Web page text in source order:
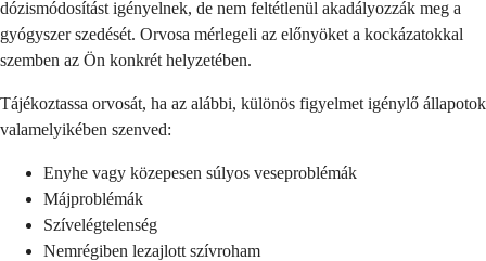
dózismódosítást igényelnek, de nem feltétlenül akadályozzák meg a
gyógyszer szedését. Orvosa mérlegeli az előnyöket a kockázatokkal
szemben az Ön konkrét helyzetében.
Tájékoztassa orvosát, ha az alábbi, különös figyelmet igénylő állapotok
valamelyikében szenved:
Enyhe vagy közepesen súlyos veseproblémák
Májproblémák
Szívelégtelenség
Nemrégiben lezajlott szívroham